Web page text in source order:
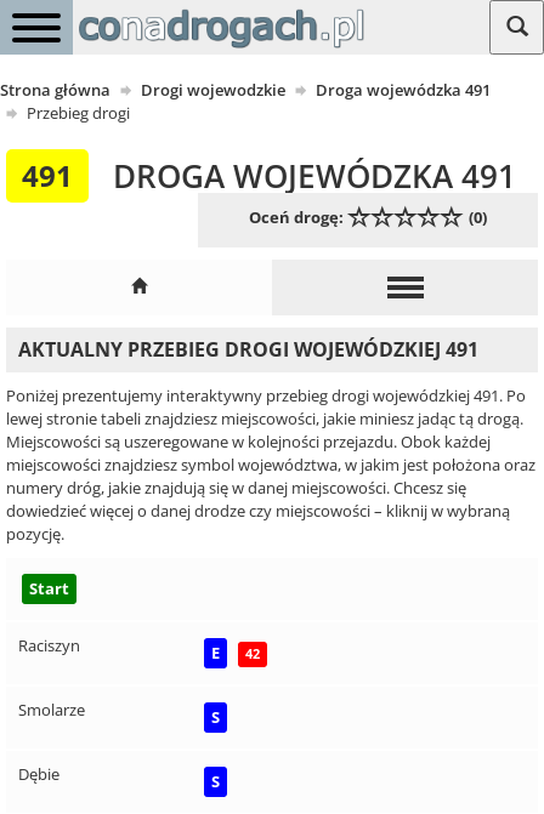
Strona główna Drogi wojewodzkie
Droga wojewódzka 491
Przebieg drogi
491 DROGA WOJEWÓDZKA 491
Oceń drogę: (0)
AKTUALNY PRZEBIEG DROGI WOJEWÓDZKIEJ 491
Poniżej prezentujemy interaktywny przebieg drogi wojewódzkiej 491. Po
lewej stronie tabeli znajdziesz miejscowości, jakie miniesz jadąc tą drogą.
Miejscowości są uszeregowane w kolejności przejazdu. Obok każdej
miejscowości znajdziesz symbol województwa, w jakim jest położona oraz
numery dróg, jakie znajdują się w danej miejscowości. Chcesz się
dowiedzieć więcej o danej drodze czy miejscowości – kliknij w wybraną
pozycję.
Start
Raciszyn E 42
Smolarze S
Dębie S